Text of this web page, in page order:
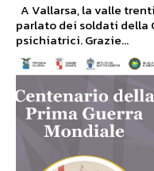
parlato dei soldati della
psichiatrici. Grazie...